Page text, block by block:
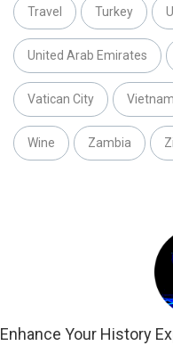
Travel Turkey
United Arab Emirates
Vatican City Vietnam
Wine Zambia
Enhance Your History